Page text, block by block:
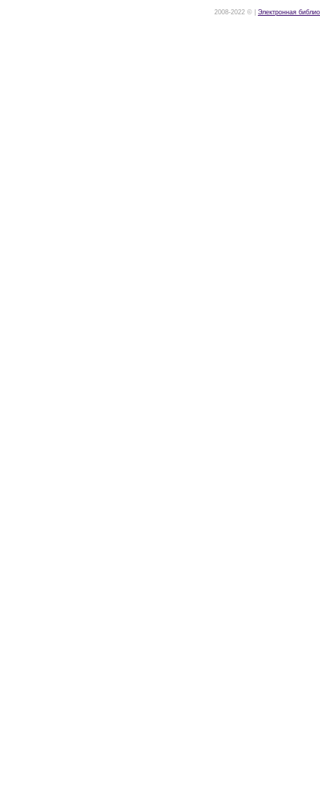
2008-2022 © | Электронная